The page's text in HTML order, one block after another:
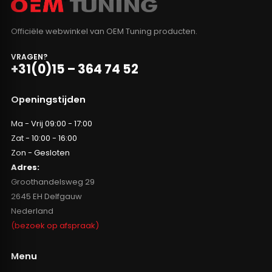
Officiële webwinkel van OEM Tuning producten.
VRAGEN?
+31(0)15 – 364 74 52
Openingstijden
Ma - Vrij 09:00 - 17:00
Zat - 10:00 - 16:00
Zon - Gesloten
Adres:
Groothandelsweg 29
2645 EH Delfgauw
Nederland
(bezoek op afspraak)
Menu